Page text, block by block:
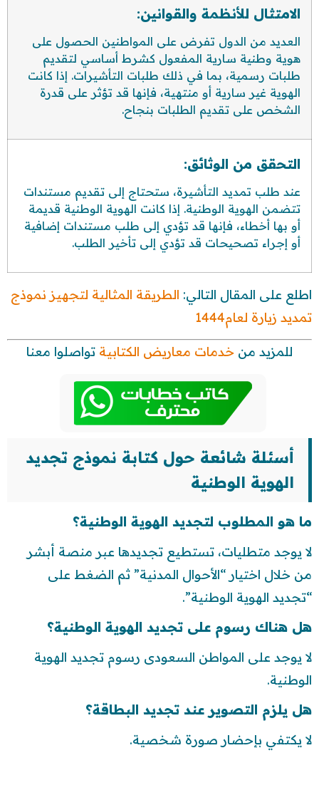
الامتثال للأنظمة والقوانين:
العديد من الدول تفرض على المواطنين الحصول على
هوية وطنية سارية المفعول كشرط أساسي لتقديم
طلبات رسمية، بما في ذلك طلبات التأشيرات. إذا كانت
الهوية غير سارية أو منتهية، فإنها قد تؤثر على قدرة
الشخص على تقديم الطلبات بنجاح.
التحقق من الوثائق:
عند طلب تمديد التأشيرة، ستحتاج إلى تقديم مستندات
تتضمن الهوية الوطنية. إذا كانت الهوية الوطنية قديمة
أو بها أخطاء، فإنها قد تؤدي إلى طلب مستندات إضافية
أو إجراء تصحيحات قد تؤدي إلى تأخير الطلب.
اطلع على المقال التالي: الطريقة المثالية لتجهيز نموذج
تمديد زيارة لعام1444
للمزيد من خدمات معاريض الكتابية تواصلوا معنا
أسئلة شائعة حول كتابة نموذج تجديد
الهوية الوطنية
ما هو المطلوب لتجديد الهوية الوطنية؟
لا يوجد متطليات، تستطيع تجديدها عبر منصة أبشر
من خلال اختيار “الأحوال المدنية” ثم الضغط على
“تجديد الهوية الوطنية”.
هل هناك رسوم على تجديد الهوية الوطنية؟
لا يوجد على المواطن السعودى رسوم تجديد الهوية
الوطنية.
هل يلزم التصوير عند تجديد البطاقة؟
لا يكتفي بإحضار صورة شخصية.